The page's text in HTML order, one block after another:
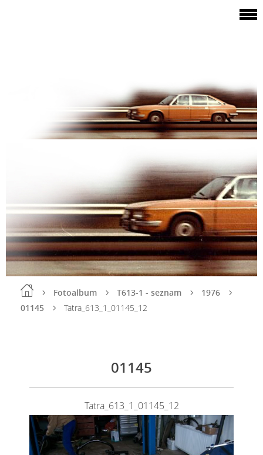
Fotoalbum T613-1 - seznam
1976
01145
Tatra_613_1_01145_12
01145
Tatra_613_1_01145_12